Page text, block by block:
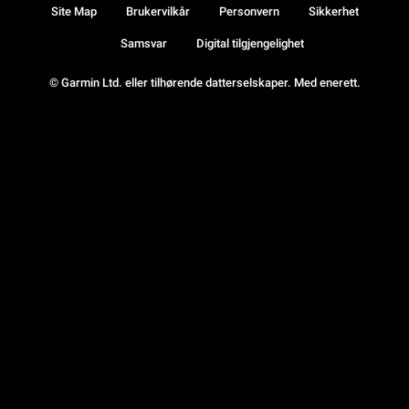
© Garmin Ltd. eller tilhørende datterselskaper. Med enerett.
Site Map Brukervilkår Personvern Sikkerhet
Samsvar Digital tilgjengelighet